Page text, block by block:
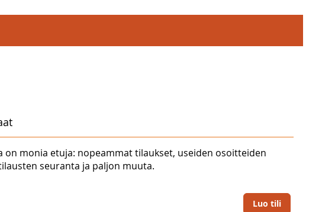
on monia etuja: nopeammat tilaukset, useiden osoitteiden
seuranta ja paljon muuta.
Luo tili